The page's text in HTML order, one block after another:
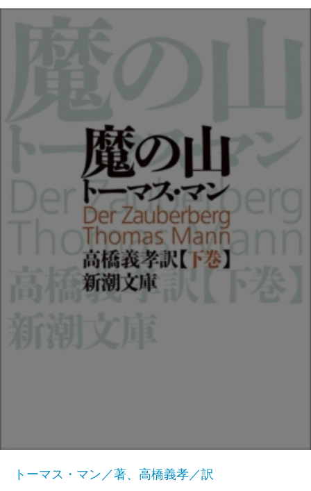
トーマス・マン／著、高橋義孝／訳